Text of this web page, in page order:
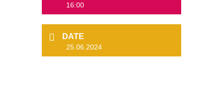
16:00
DATE
25.06.2024